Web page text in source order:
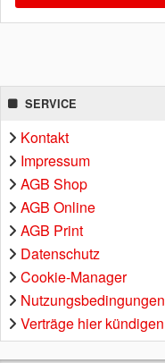
SERVICE
Kontakt
Impressum
AGB Shop
AGB Online
AGB Print
Datenschutz
Cookie-Manager
Nutzungsbedingungen
Verträge hier kündigen